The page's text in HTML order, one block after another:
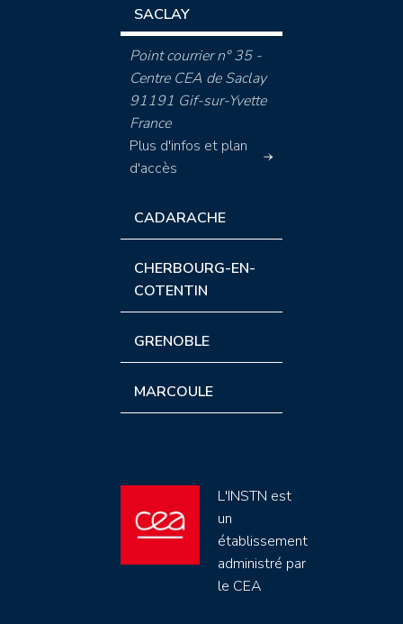
SACLAY
Point courrier n° 35 -
Centre CEA de Saclay
91191 Gif-sur-Yvette
France
Plus d'infos et plan
d'accès
CADARACHE
CHERBOURG-EN-
COTENTIN
GRENOBLE
MARCOULE
L'INSTN est
un
établissement
administré par
le CEA